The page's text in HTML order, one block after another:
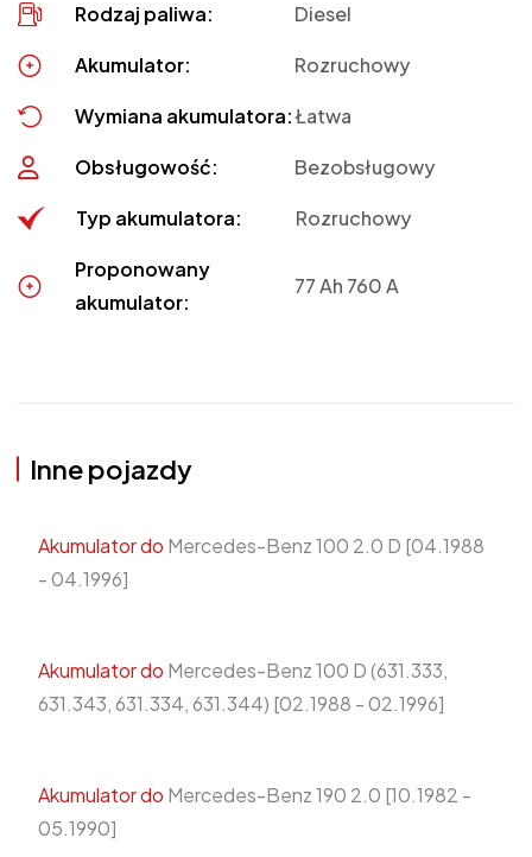
Rodzaj paliwa: Diesel
Akumulator: Rozruchowy
Wymiana akumulatora:Łatwa
Obsługowość: Bezobsługowy
Typ akumulatora: Rozruchowy
Proponowany
akumulator:
77 Ah 760 A
Inne pojazdy
Akumulator do Mercedes-Benz 100 2.0 D [04.1988
- 04.1996]
Akumulator do Mercedes-Benz 100 D (631.333,
631.343, 631.334, 631.344) [02.1988 - 02.1996]
Akumulator do Mercedes-Benz 190 2.0 [10.1982 -
05.1990]